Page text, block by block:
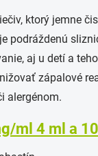
ktorý jemne
podráždenú
aj u detí a
zápalové
alergénom.
ml 4 ml a 10